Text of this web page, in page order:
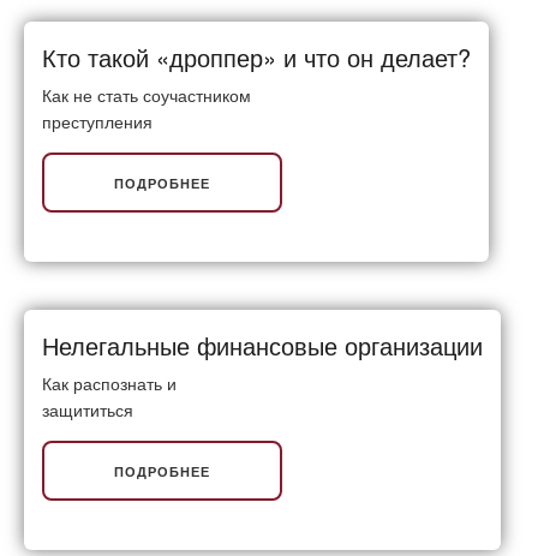
Кто такой «дроппер» и что он делает?
Как не стать соучастником
преступления
ПОДРОБНЕЕ
Нелегальные финансовые организации
Как распознать и
защититься
ПОДРОБНЕЕ